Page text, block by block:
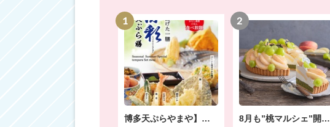
1
博多天ぷらやまや】夏季限定 涼彩（りょうさい）天ぷら膳の販売開始！
2
8月も”桃マルシェ”開催中！